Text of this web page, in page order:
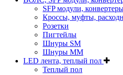
SFP модули,
Кроссы, муфты,
Розетки
Пигтейлы
Шнуры SM
Шнуры MM
LED лента, теплый пол
Теплый пол